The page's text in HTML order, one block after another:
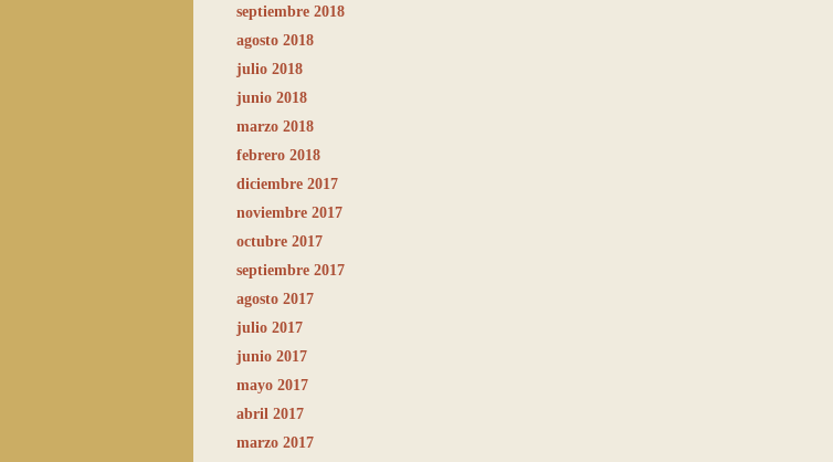
septiembre 2018
agosto 2018
julio 2018
junio 2018
marzo 2018
febrero 2018
diciembre 2017
noviembre 2017
octubre 2017
septiembre 2017
agosto 2017
julio 2017
junio 2017
mayo 2017
abril 2017
marzo 2017